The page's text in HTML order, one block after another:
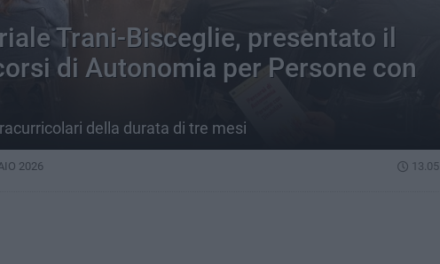
Trani-Bisceglie, presentato il
di Autonomia per Persone con
della durata di tre mesi
2026
13.05